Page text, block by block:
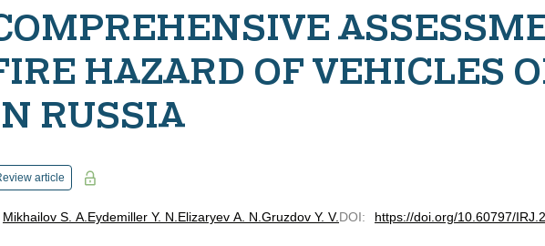
HAZARD OF VEHICLES
RUSSIA
article
Mikhailov S. A. Eydemiller Y. N. Elizaryev A. N. Gruzdov Y. V.DOI: https://doi.org/10.60797/